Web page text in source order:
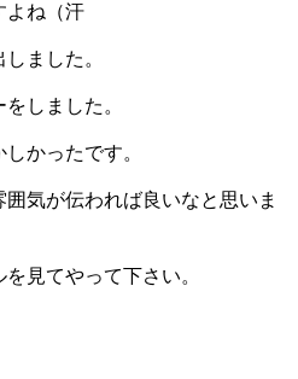
よね（汗
ました。
しました。
かったです。
気が伝われば良いなと思いま
見てやって下さい。